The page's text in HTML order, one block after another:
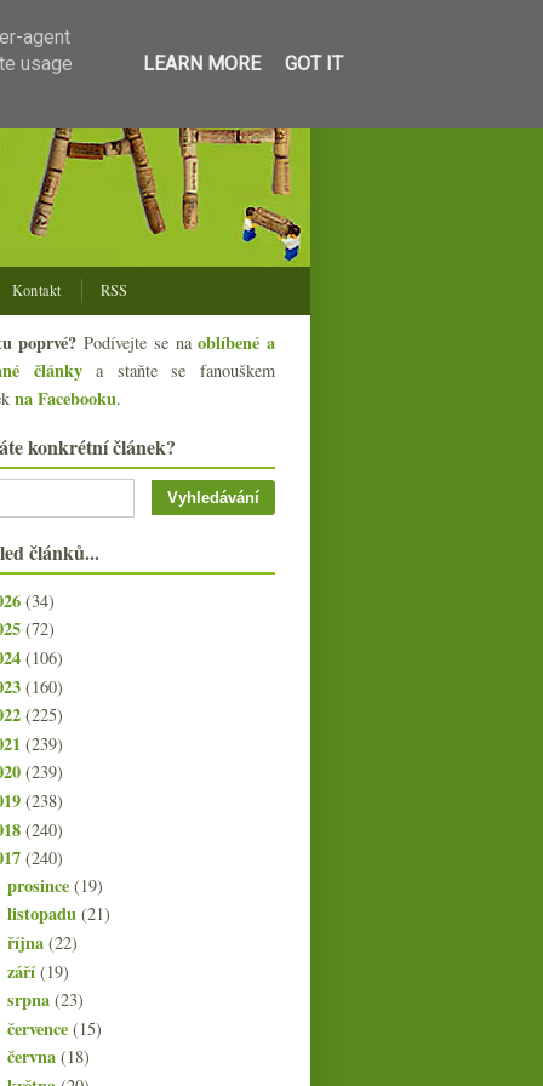
Kontakt RSS
poprvé? Podívejte se naoblíbené a
článkya staňte se fanouškem
na Facebooku.
konkrétní článek?
článků...
(34)
(72)
(106)
(160)
(225)
(239)
(239)
(238)
(240)
(240)
prosince(19)
listopadu(21)
října(22)
září(19)
srpna(23)
července(15)
června(18)
agent
usage
LEARN MORE GOT IT